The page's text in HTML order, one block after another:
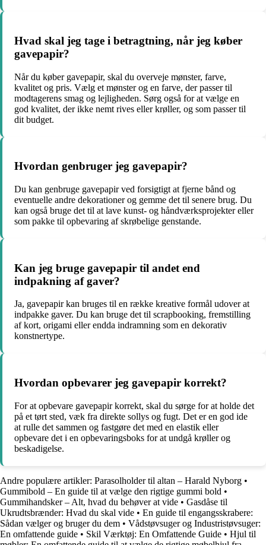
Hvad skal jeg tage i betragtning, når jeg køber
gavepapir?
Når du køber gavepapir, skal du overveje mønster, farve,
kvalitet og pris. Vælg et mønster og en farve, der passer til
modtagerens smag og lejligheden. Sørg også for at vælge en
god kvalitet, der ikke nemt rives eller krøller, og som passer til
dit budget.
Hvordan genbruger jeg gavepapir?
Du kan genbruge gavepapir ved forsigtigt at fjerne bånd og
eventuelle andre dekorationer og gemme det til senere brug. Du
kan også bruge det til at lave kunst- og håndværksprojekter eller
som pakke til opbevaring af skrøbelige genstande.
Kan jeg bruge gavepapir til andet end
indpakning af gaver?
Ja, gavepapir kan bruges til en række kreative formål udover at
indpakke gaver. Du kan bruge det til scrapbooking, fremstilling
af kort, origami eller endda indramning som en dekorativ
konstnertype.
Hvordan opbevarer jeg gavepapir korrekt?
For at opbevare gavepapir korrekt, skal du sørge for at holde det
på et tørt sted, væk fra direkte sollys og fugt. Det er en god ide
at rulle det sammen og fastgøre det med en elastik eller
opbevare det i en opbevaringsboks for at undgå krøller og
beskadigelse.
Andre populære artikler: Parasolholder til altan – Harald Nyborg •
Gummibold – En guide til at vælge den rigtige gummi bold •
Gummihandsker – Alt, hvad du behøver at vide • Gasdåse til
Ukrudtsbrænder: Hvad du skal vide • En guide til engangsskrabere:
Sådan vælger og bruger du dem • Vådstøvsuger og Industristøvsuger:
En omfattende guide • Skil Værktøj: En Omfattende Guide • Hjul til